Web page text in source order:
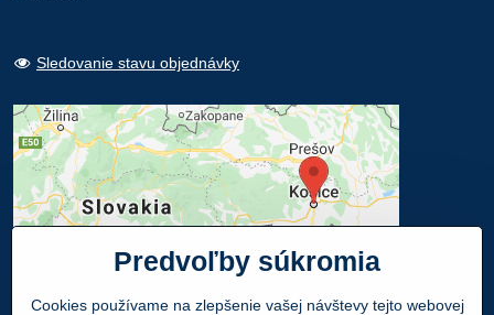
Sledovanie stavu objednávky
Predvoľby súkromia
Cookies používame na zlepšenie vašej návštevy tejto webovej